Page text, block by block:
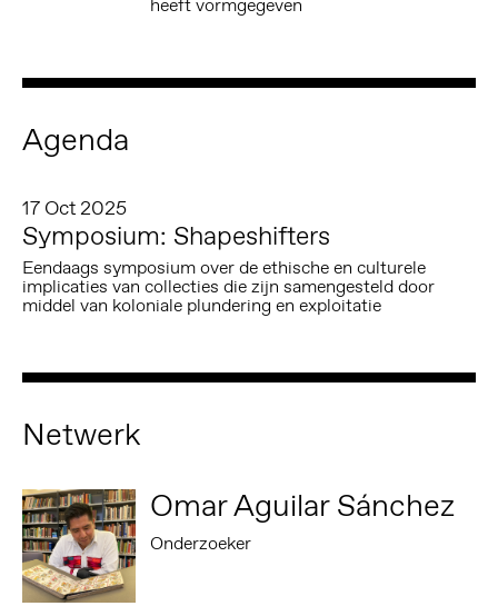
heeft vormgegeven
Agenda
17 Oct 2025
Symposium: Shapeshifters
Eendaags symposium over de ethische en culturele
implicaties van collecties die zijn samengesteld door
middel van koloniale plundering en exploitatie
Netwerk
Omar Aguilar Sánchez
Onderzoeker